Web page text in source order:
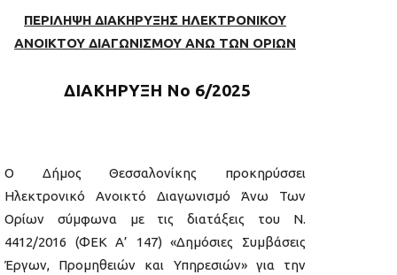
ΠΕΡΙΛΗΨΗ ΔΙΑΚΗΡΥΞΗΣ ΗΛΕΚΤΡΟΝΙΚΟΥ
ΑΝΟΙΚΤΟΥ ΔΙΑΓΩΝΙΣΜΟΥ ΑΝΩ ΤΩΝ ΟΡΙΩΝ
ΔΙΑΚΗΡΥΞΗ Νο 6/2025
Ο Δήμος Θεσσαλονίκης προκηρύσσει
Ηλεκτρονικό Ανοικτό Διαγωνισμό Άνω Των
Ορίων σύμφωνα με τις διατάξεις του Ν.
4412/2016 (ΦΕΚ Α’ 147) «Δημόσιες Συμβάσεις
Έργων, Προμηθειών και Υπηρεσιών» για την